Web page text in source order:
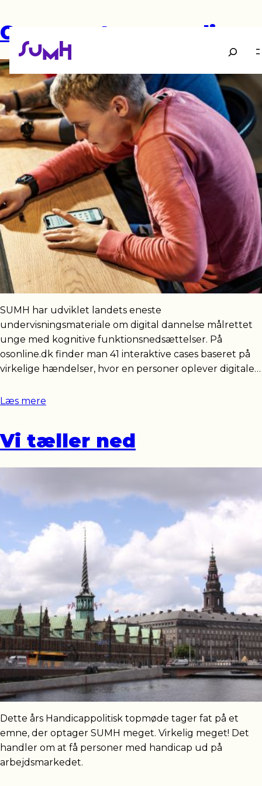
Søg
Gør unge trygge online
SUMH har udviklet landets eneste
undervisningsmateriale om digital dannelse målrettet
unge med kognitive funktionsnedsættelser. På
osonline.dk finder man 41 interaktive cases baseret på
virkelige hændelser, hvor en personer oplever digitale…
Læs mere
Vi tæller ned
Dette års Handicappolitisk topmøde tager fat på et
emne, der optager SUMH meget. Virkelig meget! Det
handler om at få personer med handicap ud på
arbejdsmarkedet.